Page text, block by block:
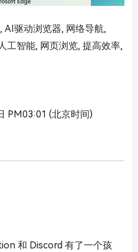
AI驱动浏览器, 网络导航,
工智能, 网页浏览, 提高效率,
PM03:01 (北京时间)
和 Discord 有了一个孩